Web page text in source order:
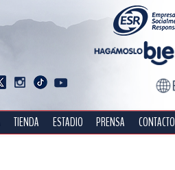
TIENDA ESTADIO PRENSA CONTACTO